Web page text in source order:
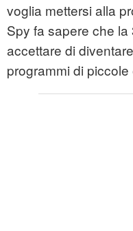
voglia mettersi alla
Spy fa sapere che
accettare di
programmi di